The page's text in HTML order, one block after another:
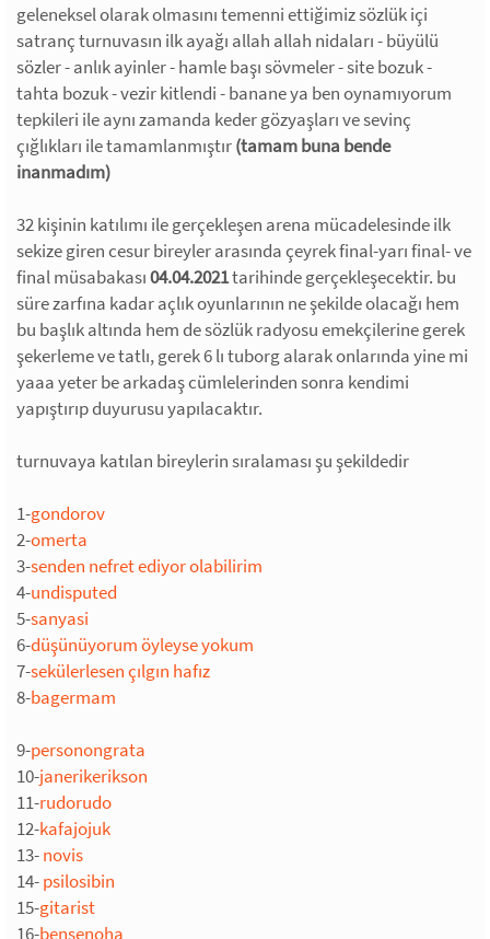
geleneksel olarak olmasını temenni ettiğimiz sözlük içi
satranç turnuvasın ilk ayağı allah allah nidaları - büyülü
sözler - anlık ayinler - hamle başı sövmeler - site bozuk -
tahta bozuk - vezir kitlendi - banane ya ben oynamıyorum
tepkileri ile aynı zamanda keder gözyaşları ve sevinç
çığlıkları ile tamamlanmıştır(tamam buna bende
inanmadım)
32 kişinin katılımı ile gerçekleşen arena mücadelesinde ilk
sekize giren cesur bireyler arasında çeyrek final-yarı final- ve
final müsabakası04.04.2021tarihinde gerçekleşecektir. bu
süre zarfına kadar açlık oyunlarının ne şekilde olacağı hem
bu başlık altında hem de sözlük radyosu emekçilerine gerek
şekerleme ve tatlı, gerek 6 lı tuborg alarak onlarında yine mi
yaaa yeter be arkadaş cümlelerinden sonra kendimi
yapıştırıp duyurusu yapılacaktır.
turnuvaya katılan bireylerin sıralaması şu şekildedir
1-gondorov
2-omerta
3-senden nefret ediyor olabilirim
4-undisputed
5-sanyasi
6-düşünüyorum öyleyse yokum
7-sekülerlesen çılgın hafız
8-bagermam
9-personongrata
10-janerikerikson
11-rudorudo
12-kafajojuk
13-novis
14-psilosibin
15-gitarist
16-bensenoha